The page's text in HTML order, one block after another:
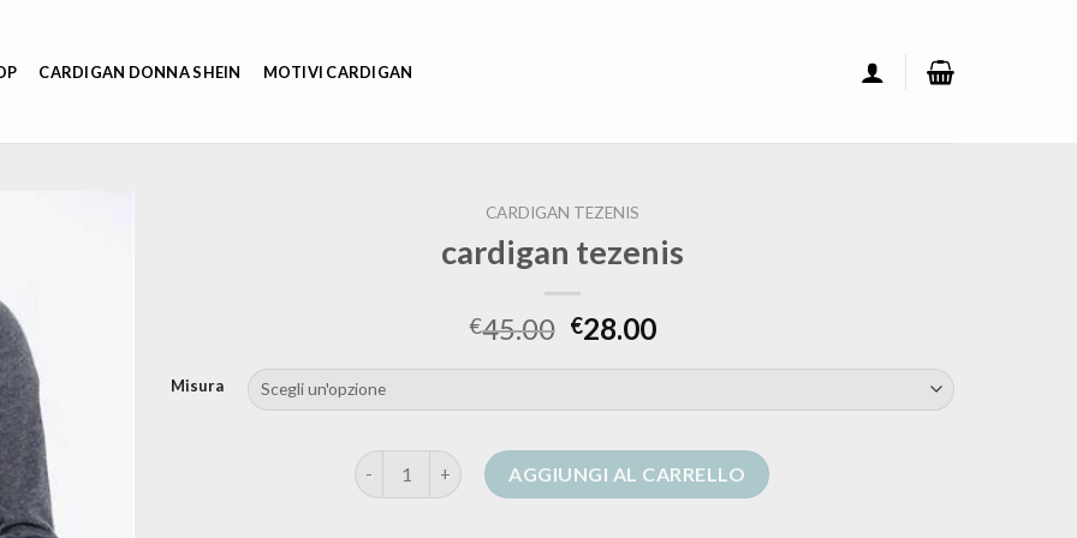
CARDIGAN DONNA SHEIN MOTIVI CARDIGAN
CARDIGAN TEZENIS
cardigan tezenis
€45.00 €28.00
Misura
cardigan tezenis quantitàAGGIUNGI AL CARRELLO